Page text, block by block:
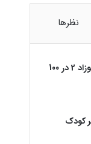
نظرها
چسب فرم دهی گوش نوزاد 2 در 100
کودک